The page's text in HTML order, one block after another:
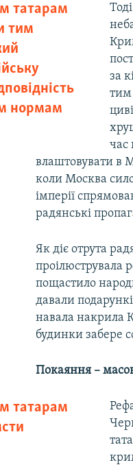
татарам
тим
нормам
за
тим
час
влаштовувати в
коли Москва
імперії
радянські
Як діє отрута
проілюструвала
пощастило
давали
навала накрила
будинки забере
Покаяння –
татарам